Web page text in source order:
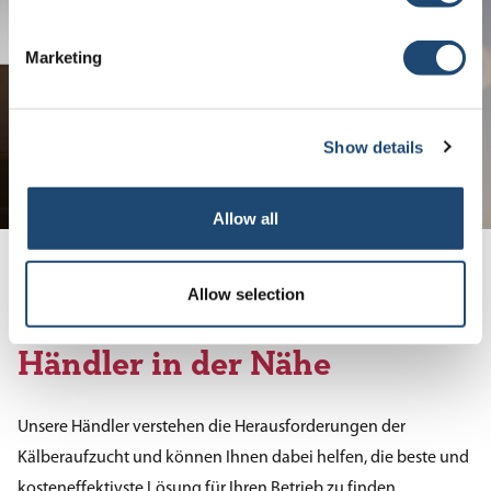
Marketing
Show details
Allow all
Allow selection
Finden Sie einen Calf-Tel
Händler in der Nähe
Unsere Händler verstehen die Herausforderungen der
Kälberaufzucht und können Ihnen dabei helfen, die beste und